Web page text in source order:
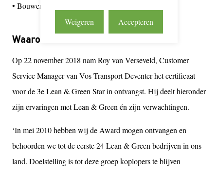
• Bouwen van twee waterstof vrachtwagens
Waarom Lean & Green?
Op 22 november 2018 nam Roy van Verseveld, Customer
Service Manager van Vos Transport Deventer het certificaat
voor de 3e Lean & Green Star in ontvangst. Hij deelt hieronder
zijn ervaringen met Lean & Green én zijn verwachtingen.
‘In mei 2010 hebben wij de Award mogen ontvangen en
behoorden we tot de eerste 24 Lean & Green bedrijven in ons
land. Doelstelling is tot deze groep koplopers te blijven
Weigeren Accepteren